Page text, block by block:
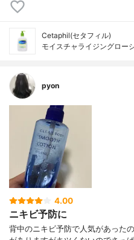
Cetaphil(セタフィル)
モイスチャライジングロー
pyon
4.00
ニキビ予防に
背中のニキビ予防で人気があった